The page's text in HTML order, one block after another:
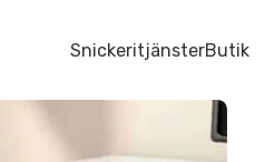
SnickeritjänsterButik